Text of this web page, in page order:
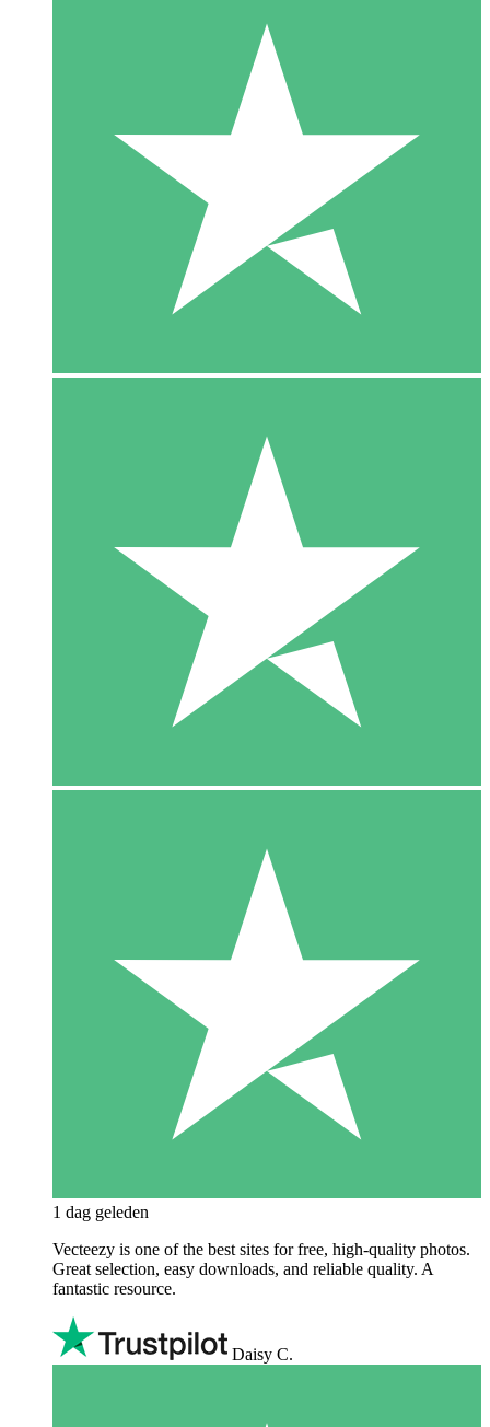
1 dag geleden
Vecteezy is one of the best sites for free, high‑quality photos.
Great selection, easy downloads, and reliable quality. A
fantastic resource.
Daisy C.